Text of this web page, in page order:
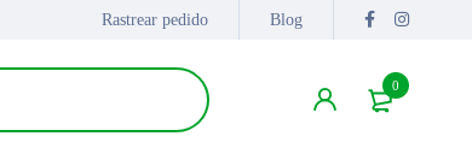
Rastrear pedido Blog
0